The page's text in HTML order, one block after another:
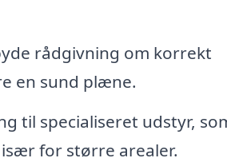
rådgivning om korrekt
en sund plæne.
til specialiseret udstyr,
for større arealer.